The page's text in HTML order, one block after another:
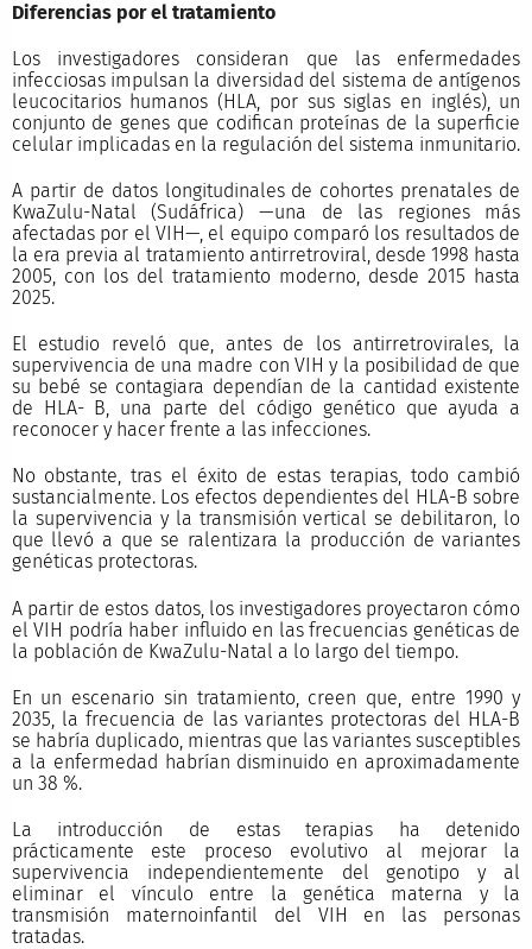
Diferencias por el tratamiento
Los investigadores consideran que las enfermedades
infecciosas impulsan la diversidad del sistema de antígenos
leucocitarios humanos (HLA, por sus siglas en inglés), un
conjunto de genes que codifican proteínas de la superficie
celular implicadas en la regulación del sistema inmunitario.
A partir de datos longitudinales de cohortes prenatales de
KwaZulu-Natal (Sudáfrica) —una de las regiones más
afectadas por el VIH—, el equipo comparó los resultados de
la era previa al tratamiento antirretroviral, desde 1998 hasta
2005, con los del tratamiento moderno, desde 2015 hasta
2025.
El estudio reveló que, antes de los antirretrovirales, la
supervivencia de una madre con VIH y la posibilidad de que
su bebé se contagiara dependían de la cantidad existente
de HLA- B, una parte del código genético que ayuda a
reconocer y hacer frente a las infecciones.
No obstante, tras el éxito de estas terapias, todo cambió
sustancialmente. Los efectos dependientes del HLA-B sobre
la supervivencia y la transmisión vertical se debilitaron, lo
que llevó a que se ralentizara la producción de variantes
genéticas protectoras.
A partir de estos datos, los investigadores proyectaron cómo
el VIH podría haber influido en las frecuencias genéticas de
la población de KwaZulu-Natal a lo largo del tiempo.
En un escenario sin tratamiento, creen que, entre 1990 y
2035, la frecuencia de las variantes protectoras del HLA-B
se habría duplicado, mientras que las variantes susceptibles
a la enfermedad habrían disminuido en aproximadamente
un 38 %.
La introducción de estas terapias ha detenido
prácticamente este proceso evolutivo al mejorar la
supervivencia independientemente del genotipo y al
eliminar el vínculo entre la genética materna y la
transmisión maternoinfantil del VIH en las personas
tratadas.